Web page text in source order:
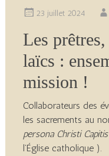
23 juillet 2024
Les
laïcs :
mission !
Collaborateurs des
les sacrements au
persona Christi Capitis
l’Église catholique ).